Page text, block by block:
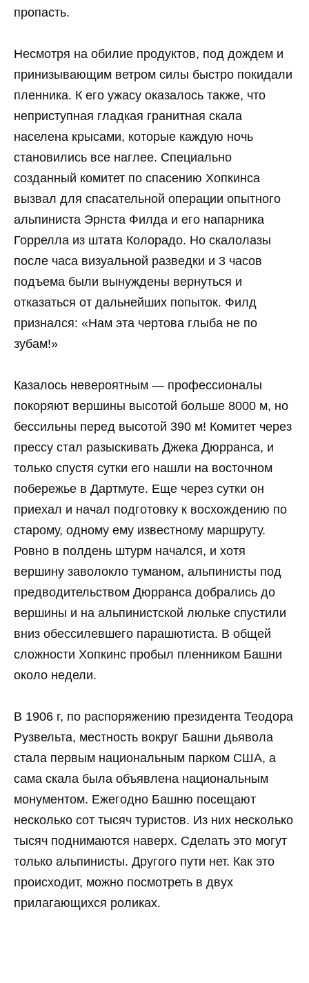
пропасть.
Несмотря на обилие продуктов, под дождем и
принизывающим ветром силы быстро покидали
пленника. К его ужасу оказалось также, что
неприступная гладкая гранитная скала
населена крысами, которые каждую ночь
становились все наглее. Специально
созданный комитет по спасению Хопкинса
вызвал для спасательной операции опытного
альпиниста Эрнста Филда и его напарника
Горрелла из штата Колорадо. Но скалолазы
после часа визуальной разведки и 3 часов
подъема были вынуждены вернуться и
отказаться от дальнейших попыток. Филд
признался: «Нам эта чертова глыба не по
зубам!»
Казалось невероятным — профессионалы
покоряют вершины высотой больше 8000 м, но
бессильны перед высотой 390 м! Комитет через
прессу стал разыскивать Джека Дюрранса, и
только спустя сутки его нашли на восточном
побережье в Дартмуте. Еще через сутки он
приехал и начал подготовку к восхождению по
старому, одному ему известному маршруту.
Ровно в полдень штурм начался, и хотя
вершину заволокло туманом, альпинисты под
предводительством Дюрранса добрались до
вершины и на альпинистской люльке спустили
вниз обессилевшего парашютиста. В общей
сложности Хопкинс пробыл пленником Башни
около недели.
В 1906 г, по распоряжению президента Теодора
Рузвельта, местность вокруг Башни дьявола
стала первым национальным парком США, а
сама скала была объявлена национальным
монументом. Ежегодно Башню посещают
несколько сот тысяч туристов. Из них несколько
тысяч поднимаются наверх. Сделать это могут
только альпинисты. Другого пути нет. Как это
происходит, можно посмотреть в двух
прилагающихся роликах.